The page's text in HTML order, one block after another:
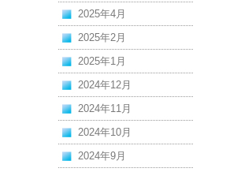
2025年4月
2025年2月
2025年1月
2024年12月
2024年11月
2024年10月
2024年9月